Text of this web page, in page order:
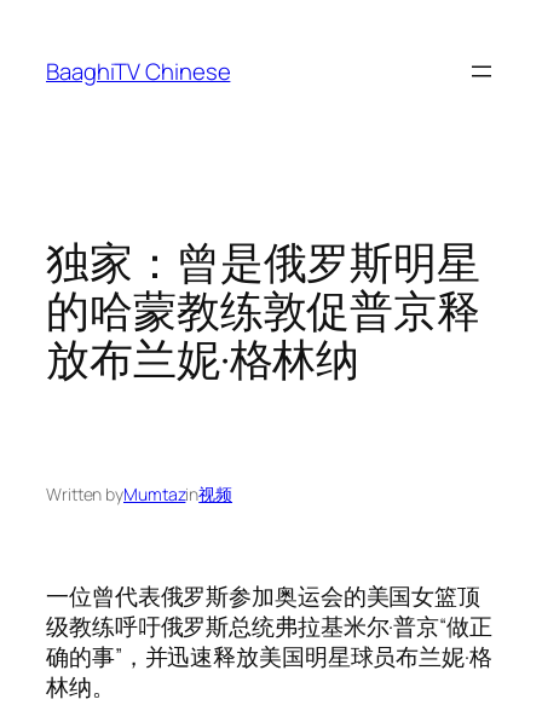
content
BaaghiTV Chinese
独家：曾是俄罗斯明星
的哈蒙教练敦促普京释
放布兰妮·格林纳
Written byMumtazin视频
一位曾代表俄罗斯参加奥运会的美国女篮顶
级教练呼吁俄罗斯总统弗拉基米尔·普京“做正
确的事”，并迅速释放美国明星球员布兰妮·格
林纳。